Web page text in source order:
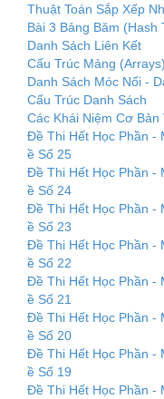
Thuật Toán Sắp Xếp
Bài 3 Bảng Băm (Hash
Danh Sách Liên Kết
Cấu Trúc Mảng (Arrays)
Danh Sách Móc Nối -
Cấu Trúc Danh Sách
Các Khái Niệm Cơ
Đề Thi Hết Học Phần -
ề Số 25
Đề Thi Hết Học Phần -
ề Số 24
Đề Thi Hết Học Phần -
ề Số 23
Đề Thi Hết Học Phần -
ề Số 22
Đề Thi Hết Học Phần -
ề Số 21
Đề Thi Hết Học Phần -
ề Số 20
Đề Thi Hết Học Phần -
ề Số 19
Đề Thi Hết Học Phần -